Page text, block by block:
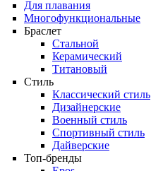
Для плавания
Многофункциональные
Браслет
Стальной
Керамический
Титановый
Стиль
Классический стиль
Дизайнерские
Военный стиль
Спортивный стиль
Дайверские
Топ-бренды